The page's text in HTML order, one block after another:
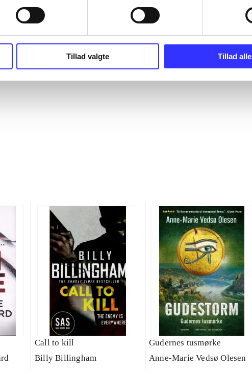
Tillad valgte Tillad alle
Call to kill
Billy Billingham
Gudernes tusmørke
Anne-Marie Vedsø Olesen